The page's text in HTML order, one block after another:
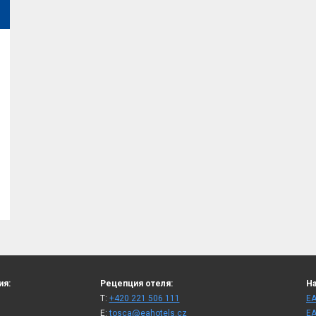
Рецепция отеля:
T: +420 221 506 111
E:tosca@eahotels.cz